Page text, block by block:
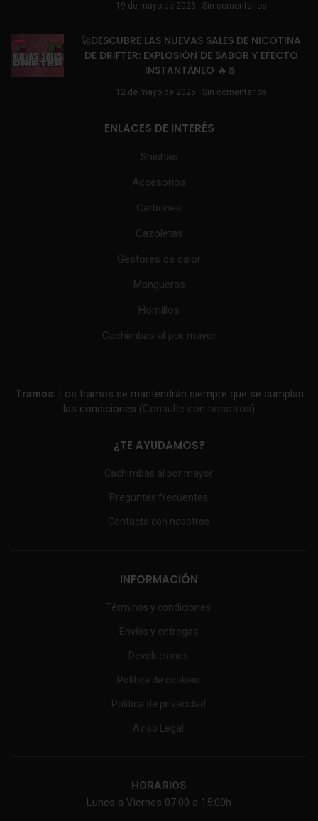
19 de mayo de 2025 Sin comentarios
🚀DESCUBRE LAS NUEVAS SALES DE NICOTINA
DE DRIFTER: EXPLOSIÓN DE SABOR Y EFECTO
INSTANTÁNEO 🔥🧂
12 de mayo de 2025 Sin comentarios
ENLACES DE INTERÉS
Shishas
Accesorios
Carbones
Cazoletas
Gestores de calor
Mangueras
Hornillos
Cachimbas al por mayor
Tramos: Los tramos se mantendrán siempre que se cumplan
las condiciones (Consulte con nosotros)
¿TE AYUDAMOS?
Cachimbas al por mayor
Preguntas frecuentes
Contacta con nosotros
INFORMACIÓN
Términos y condiciones
Envíos y entregas
Devoluciones
Política de cookies
Política de privacidad
Aviso Legal
HORARIOS
Lunes a Viernes 07:00 a 15:00h